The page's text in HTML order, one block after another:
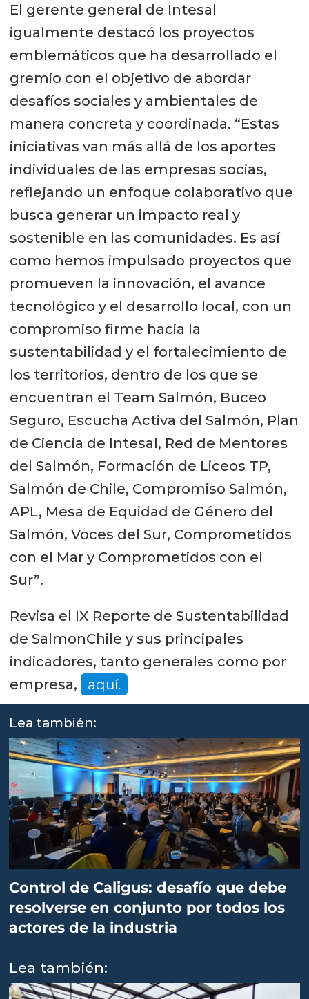
El gerente general de Intesal
igualmente destacó los proyectos
emblemáticos que ha desarrollado el
gremio con el objetivo de abordar
desafíos sociales y ambientales de
manera concreta y coordinada. “Estas
iniciativas van más allá de los aportes
individuales de las empresas socias,
reflejando un enfoque colaborativo que
busca generar un impacto real y
sostenible en las comunidades. Es así
como hemos impulsado proyectos que
promueven la innovación, el avance
tecnológico y el desarrollo local, con un
compromiso firme hacia la
sustentabilidad y el fortalecimiento de
los territorios, dentro de los que se
encuentran el Team Salmón, Buceo
Seguro, Escucha Activa del Salmón, Plan
de Ciencia de Intesal, Red de Mentores
del Salmón, Formación de Liceos TP,
Salmón de Chile, Compromiso Salmón,
APL, Mesa de Equidad de Género del
Salmón, Voces del Sur, Comprometidos
con el Mar y Comprometidos con el
Sur”.
Revisa el IX Reporte de Sustentabilidad
de SalmonChile y sus principales
indicadores, tanto generales como por
empresa,
aquí.
Lea también:
Control de Caligus: desafío que debe
resolverse en conjunto por todos los
actores de la industria
Lea también: